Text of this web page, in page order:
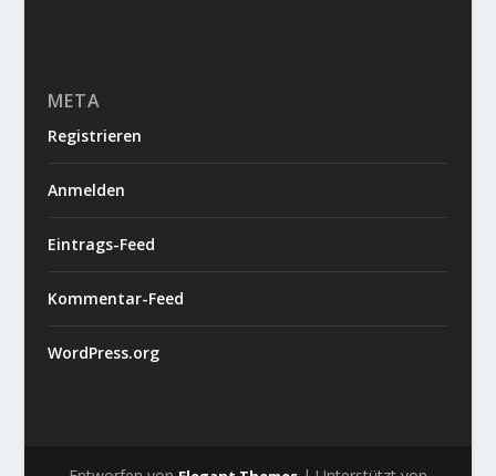
META
Registrieren
Anmelden
Eintrags-Feed
Kommentar-Feed
WordPress.org